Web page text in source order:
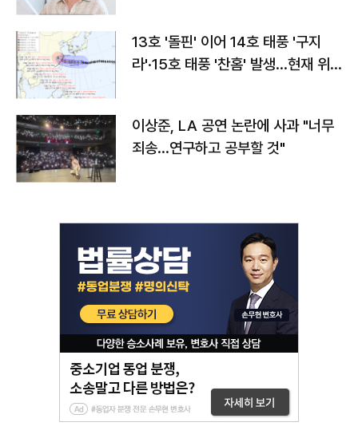
13호 '돌핀' 이어 14호 태풍 '구지
라'·15호 태풍 '찬홈' 발생…현재 위
이상준, LA 공연 논란에 사과 "너무
죄송…연구하고 공부할 것"